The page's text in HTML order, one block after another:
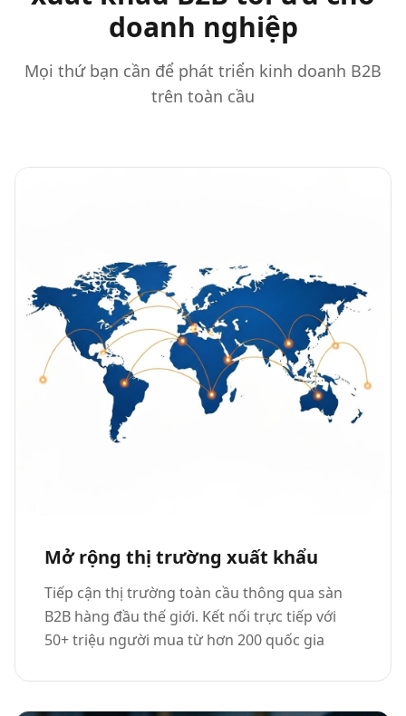
doanh nghiệp
Mọi thứ bạn cần để phát triển kinh doanh B2B
trên toàn cầu
Mở rộng thị trường xuất khẩu
Tiếp cận thị trường toàn cầu thông qua sàn
B2B hàng đầu thế giới. Kết nối trực tiếp với
50+ triệu người mua từ hơn 200 quốc gia